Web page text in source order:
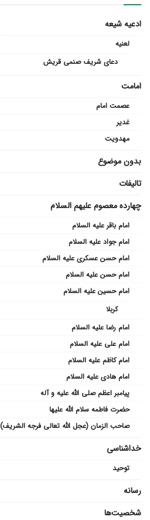
ادعیه شیعه
لعنیه
دعای شریف صنمی قریش
امامت
عصمت امام
غدیر
مهدویت
بدون موضوع
تالیفات
چهارده معصوم علیهم السلام
امام باقر علیه السلام
امام جواد علیه السلام
امام حسن عسکری علیه السلام
امام حسن علیه السلام
امام حسین علیه السلام
کربلا
امام رضا علیه السلام
امام علی علیه السلام
امام کاظم علیه السلام
امام هادی علیه السلام
پیامبر اعظم صلی الله علیه و آله
حضرت فاطمه سلام الله علیها
صاحب الزمان (عجل الله تعالی فرجه الشریف)
خداشناسی
توحید
رسانه
شخصیت‌ها